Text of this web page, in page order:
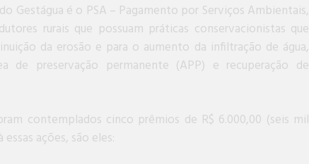
Gestágua é o PSA – Pagamento por Serviços Ambientais,
rurais que possuam práticas conservacionistas que
da erosão e para o aumento da infiltração de água,
de preservação permanente (APP) e recuperação de
contemplados cinco prêmios de R$ 6.000,00 (seis mil
ações, são eles: